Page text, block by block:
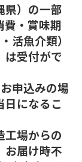
）の一部
費・賞味期
活魚介類）
は受付がで
申込みの場
日になるこ
場からの
お届け時不